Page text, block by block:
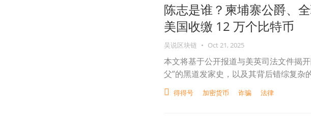
陈志是谁？柬埔寨公爵、
美国收缴 12 万个比特币
吴说区块链 • Oct 21, 2025
本文将基于公开报道与美英司法文件揭
父”的黑道发家史，以及其背后错综复杂
得得号 加密货币 诈骗 法律